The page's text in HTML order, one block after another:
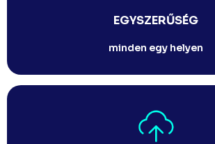
EGYSZERŰSÉG
minden egy helyen